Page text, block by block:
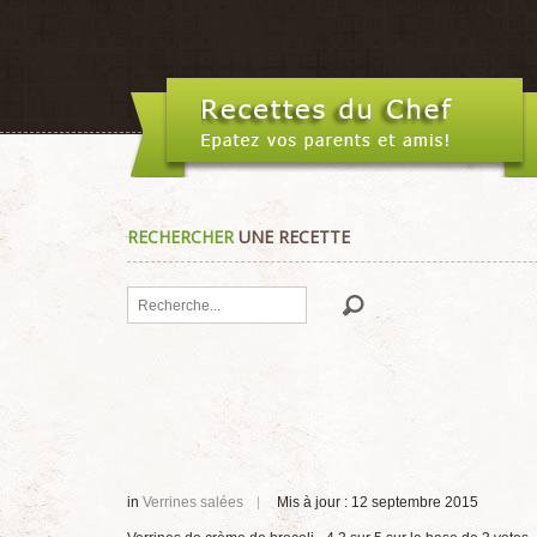
RECHERCHERUNE RECETTE
Rechercher
in Verrines salées Mis à jour : 12 septembre 2015